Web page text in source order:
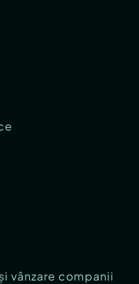
vânzare companii